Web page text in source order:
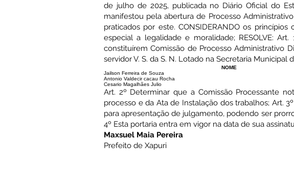
de julho de 2025, publicada no Diário Oficial do
manifestou pela abertura de Processo
praticados por este. CONSIDERANDO os
especial a legalidade e moralidade; RESOLVE:
constituírem Comissão de Processo Administrativo
servidor V. S. da S. N. Lotado na Secretaria Municipal
NOME
Jailson Ferreira de Souza
Antonio Valdecir cacau Rocha
Cesario Magalhães Julio
Art. 2º Determinar que a Comissão Processante
processo e da Ata de Instalação dos trabalhos; Art.
para apresentação de julgamento, podendo ser
4º Esta portaria entra em vigor na data de sua
Maxsuel Maia Pereira
Prefeito de Xapuri